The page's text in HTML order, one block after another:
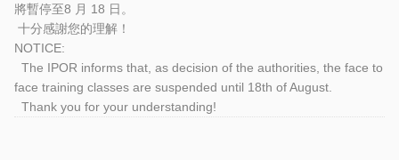
將暫停至8 月 18 日。
十分感謝您的理解！
NOTICE:
The IPOR informs that, as decision of the authorities, the face to
face training classes are suspended until 18th of August.
Thank you for your understanding!